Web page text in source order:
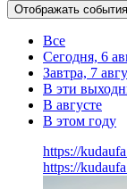
Отображать события
Все
Сегодня, 6
Завтра, 7
В эти
В августе
В этом году
https://
https://